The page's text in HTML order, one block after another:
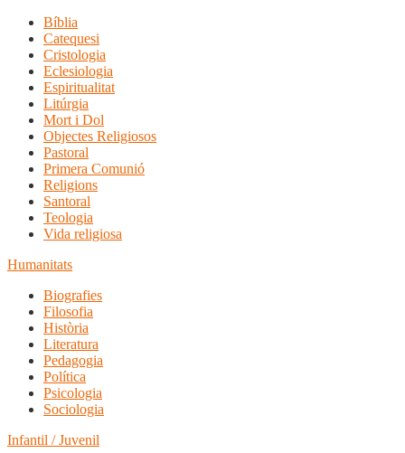
Bíblia
Catequesi
Cristologia
Eclesiologia
Espiritualitat
Litúrgia
Mort i Dol
Objectes Religiosos
Pastoral
Primera Comunió
Religions
Santoral
Teologia
Vida religiosa
Humanitats
Biografies
Filosofia
Història
Literatura
Pedagogia
Política
Psicologia
Sociologia
Infantil / Juvenil